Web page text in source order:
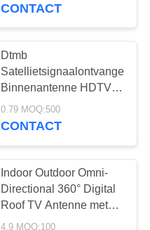
CONTACT
Dtmb
Satellietsignaalontvanger
Binnenantenne HDTV
Digitale TV Antenne
0.79 MOQ:500
CONTACT
Indoor Outdoor Omni-
Directional 360° Digital
Roof TV Antenne met
magnetische basis 10
4.9 MOQ:100